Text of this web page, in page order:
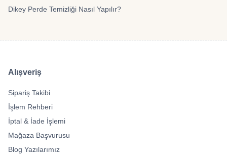
Dikey Perde Temizliği Nasıl Yapılır?
Alışveriş
Sipariş Takibi
İşlem Rehberi
İptal & İade İşlemi
Mağaza Başvurusu
Blog Yazılarımız